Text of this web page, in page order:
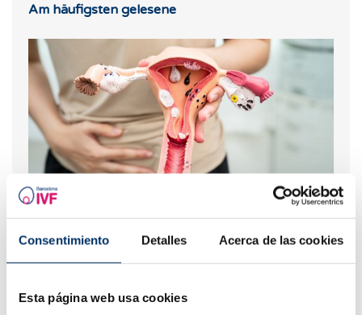
Consentimiento Detalles Acerca de las cookies
Esta página web usa cookies
Am häufigsten gelesene
Vaginismus: Was ist das, Symptome und wirksame
Behandlungen